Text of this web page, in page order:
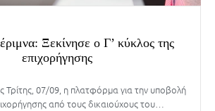
Ξεκίνησε ο Γ’ κύκλος της
επιχορήγησης
Τρίτης, 07/09, η πλατφόρμα για την υποβολή
από τους δικαιούχους του…